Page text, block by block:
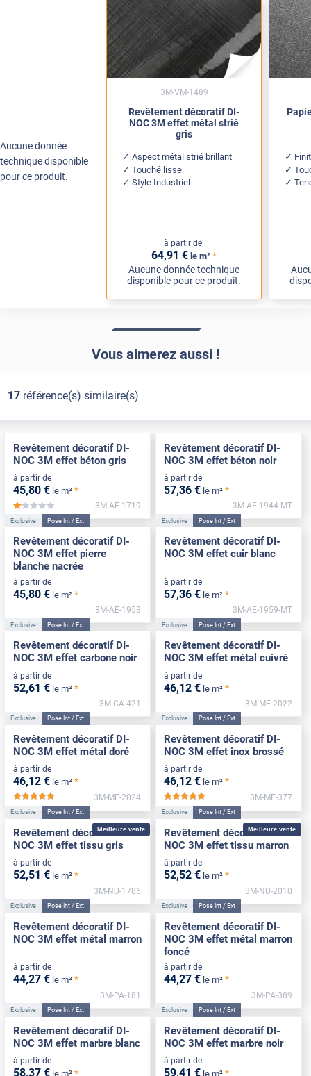
Aucune donnée
technique disponible
pour ce produit.
Revêtement décoratif DI-
NOC 3M effet métal strié
gris
Aspect métal strié brillant
Touché lisse
Style Industriel
à partir de
64,91 € le m² *
Aucune donnée technique
disponible pour ce produit.
3M-VM-1489
Vous aimerez aussi !
17référence(s) similaire(s)
Revêtement décoratif DI-
NOC 3M effet béton gris
à partir de
45,80 € le m² *
*****
3M-AE-1719
Revêtement décoratif DI-
NOC 3M effet béton noir
à partir de
57,36 € le m² *
3M-AE-1944-MT
Exclusive Pose Int / Ext
Revêtement décoratif DI-
NOC 3M effet pierre
blanche nacrée
à partir de
45,80 € le m² *
3M-AE-1953
Exclusive Pose Int / Ext
Revêtement décoratif DI-
NOC 3M effet cuir blanc
à partir de
57,36 € le m² *
3M-AE-1959-MT
Exclusive Pose Int / Ext
Revêtement décoratif DI-
NOC 3M effet carbone noir
à partir de
52,61 € le m² *
3M-CA-421
Exclusive Pose Int / Ext
Revêtement décoratif DI-
NOC 3M effet métal cuivré
à partir de
46,12 € le m² *
3M-ME-2022
Exclusive Pose Int / Ext
Revêtement décoratif DI-
NOC 3M effet métal doré
à partir de
46,12 € le m² *
3M-ME-2024
Exclusive Pose Int / Ext
Revêtement décoratif DI-
NOC 3M effet inox brossé
à partir de
46,12 € le m² *
3M-ME-377
Meilleure vente
Exclusive Pose Int / Ext
Revêtement décoratif DI-
NOC 3M effet tissu gris
à partir de
52,51 € le m² *
3M-NU-1786
Meilleure vente
Exclusive Pose Int / Ext
Revêtement décoratif DI-
NOC 3M effet tissu marron
à partir de
52,52 € le m² *
3M-NU-2010
Exclusive Pose Int / Ext
Revêtement décoratif DI-
NOC 3M effet métal marron
à partir de
44,27 € le m² *
3M-PA-181
Exclusive Pose Int / Ext
Revêtement décoratif DI-
NOC 3M effet métal marron
foncé
à partir de
44,27 € le m² *
3M-PA-389
Exclusive Pose Int / Ext
Revêtement décoratif DI-
NOC 3M effet marbre blanc
à partir de
58,37 € le m² *
Exclusive Pose Int / Ext
Revêtement décoratif DI-
NOC 3M effet marbre noir
à partir de
59,41 € le m² *